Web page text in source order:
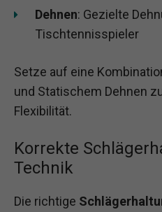
Dehnen: Gezielte
Tischtennisspieler
Setze auf eine
und Statischem Dehnen
Flexibilität.
Korrekte
Technik
Die richtige